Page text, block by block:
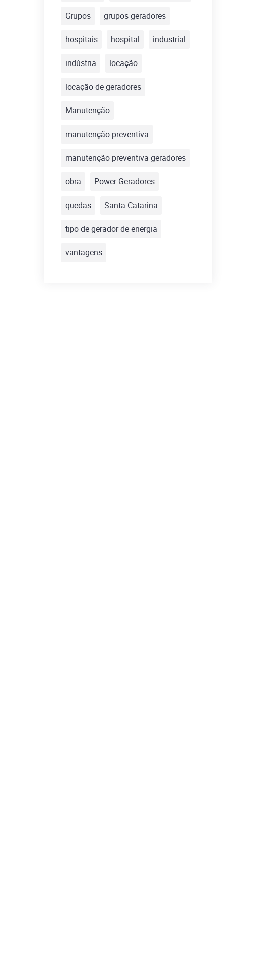
Grupos grupos geradores
hospitais hospital industrial
indústria locação
locação de geradores
Manutenção
manutenção preventiva
manutenção preventiva geradores
obra Power Geradores
quedas Santa Catarina
tipo de gerador de energia
vantagens